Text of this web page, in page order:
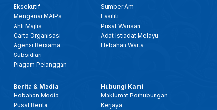
Eksekutif
Mengenai MAIPs
Ahli Majlis
Carta Organisasi
Agensi Bersama
Subsidiari
Piagam Pelanggan
Sumber Am
Fasiliti
Pusat Warisan
Adat Istiadat Melayu
Hebahan Warta
Berita & Media
Hebahan Media
Pusat Berita
Hubungi Kami
Maklumat Perhubungan
Kerjaya